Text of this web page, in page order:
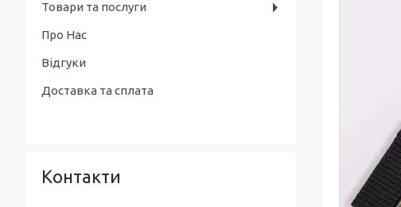
Товари та послуги
Про Нас
Відгуки
Доставка та сплата
Контакти